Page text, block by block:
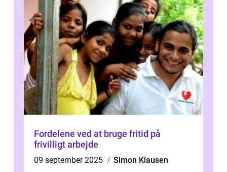
Fordelene ved at bruge fritid på
frivilligt arbejde
09 september 2025
Simon Klausen